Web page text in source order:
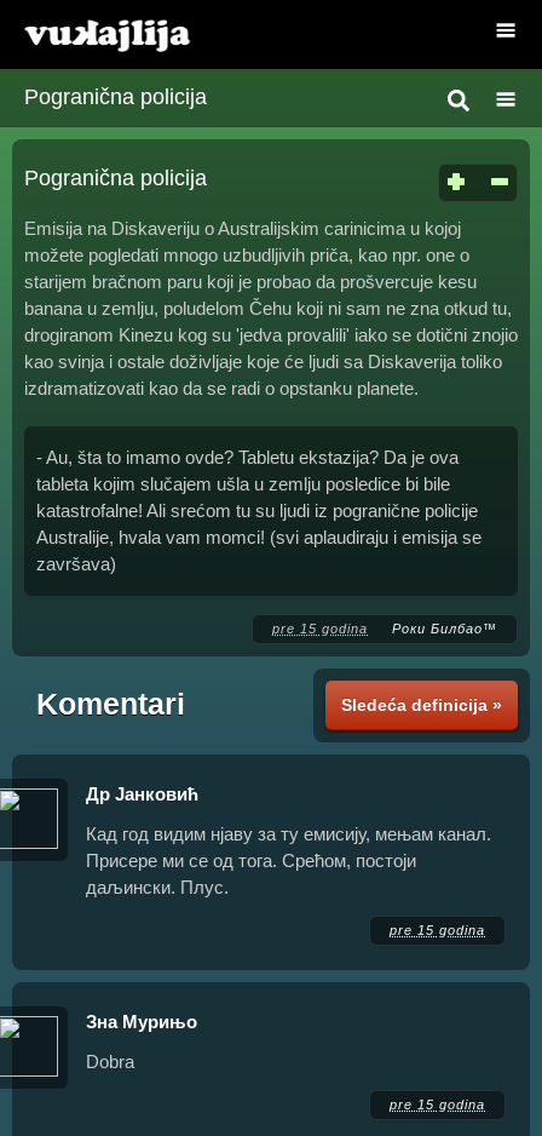
Pogranična policija
Pogranična policija
Emisija na Diskaveriju o Australijskim carinicima u kojoj
možete pogledati mnogo uzbudljivih priča, kao npr. one o
starijem bračnom paru koji je probao da prošvercuje kesu
banana u zemlju, poludelom Čehu koji ni sam ne zna otkud tu,
drogiranom Kinezu kog su 'jedva provalili' iako se dotični znojio
kao svinja i ostale doživljaje koje će ljudi sa Diskaverija toliko
izdramatizovati kao da se radi o opstanku planete.
- Au, šta to imamo ovde? Tabletu ekstazija? Da je ova
tableta kojim slučajem ušla u zemlju posledice bi bile
katastrofalne! Ali srećom tu su ljudi iz pogranične policije
Australije, hvala vam momci! (svi aplaudiraju i emisija se
završava)
pre 15 godina Роки Билбао™
Sledeća definicija »
Komentari
Др Јанковић
Кад год видим нјаву за ту емисију, мењам канал.
Присере ми се од тога. Срећом, постоји
даљински. Плус.
pre 15 godina
Зна Мурињо
Dobra
pre 15 godina